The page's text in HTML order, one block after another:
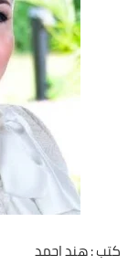
كتب : هند احمد